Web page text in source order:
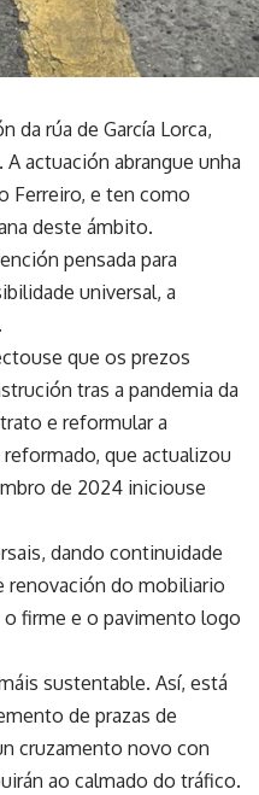
da rúa de García Lorca,
actuación abrangue unha
Ferreiro, e ten como
deste ámbito.
pensada para
universal, a
que os prezos
tras a pandemia da
e reformular a
que actualizou
de 2024 iniciouse
dando continuidade
renovación do mobiliario
o firme e o pavimento logo
sustentable. Así, está
de prazas de
cruzamento novo con
ao calmado do tráfico.